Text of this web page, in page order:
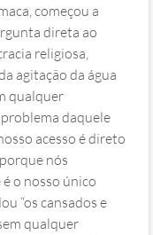
começou a
direta ao
religiosa,
agitação da água
qualquer
daquele
acesso é direto
nós
o nosso único
“os cansados e
qualquer